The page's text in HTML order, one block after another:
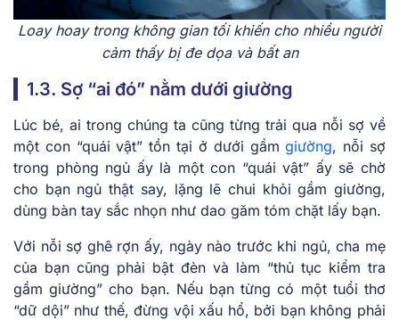
Loay hoay trong không gian tối khiến cho nhiều người
cảm thấy bị đe dọa và bất an
1.3. Sợ “ai đó” nằm dưới giường
Lúc bé, ai trong chúng ta cũng từng trải qua nỗi sợ về
một con “quái vật” tồn tại ở dưới gầmgiường, nỗi sợ
trong phòng ngủ ấy là một con “quái vật” ấy sẽ chờ
cho bạn ngủ thật say, lặng lẽ chui khỏi gầm giường,
dùng bàn tay sắc nhọn như dao găm tóm chặt lấy bạn.
Với nỗi sợ ghê rợn ấy, ngày nào trước khi ngủ, cha mẹ
của bạn cũng phải bật đèn và làm “thủ tục kiểm tra
gầm giường” cho bạn. Nếu bạn từng có một tuổi thơ
“dữ dội” như thế, đừng vội xấu hổ, bởi bạn không phải